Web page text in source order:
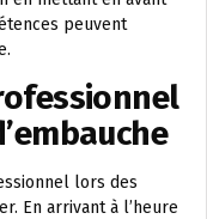
peuvent
lors des
En arrivant à l’heure